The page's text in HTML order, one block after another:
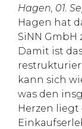
Hagen, 01.
Hagen hat
SiNN GmbH
Damit ist
kann sich
was den
Herzen liegt